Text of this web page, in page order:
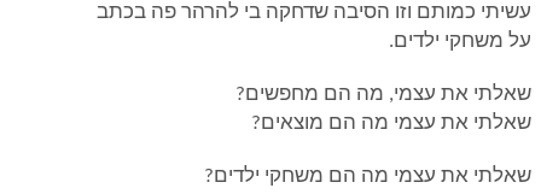
עשיתי כמותם וזו הסיבה שדחקה בי להרהר פה בכתב
על משחקי ילדים.
שאלתי את עצמי, מה הם מחפשים?
שאלתי את עצמי מה הם מוצאים?
שאלתי את עצמי מה הם משחקי ילדים?